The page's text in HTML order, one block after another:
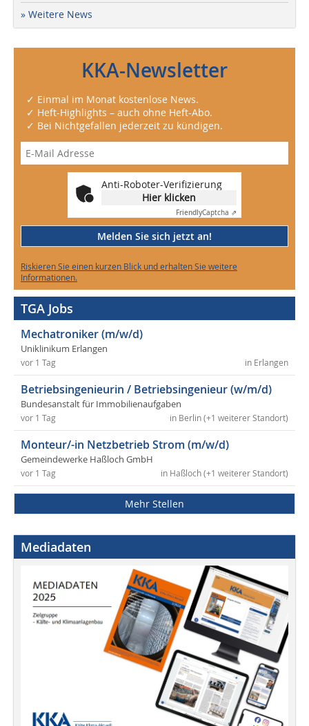
» Weitere News
KKA-Newsletter
✓ Einmal im Monat kostenlose News.
✓ Heft-Highlights – auch ohne Heft-Abo.
✓ Bei Nichtgefallen jederzeit zu kündigen.
Anti-Roboter-Verifizierung
Hier klicken
FriendlyCaptcha ⇗
Melden Sie sich jetzt an!
Riskieren Sie einen kurzen Blick und erhalten Sie weitere
Informationen.
TGA Jobs
Mechatroniker (m/w/d)
Uniklinikum Erlangen
in Erlangen
vor 1 Tag
Betriebsingenieurin / Betriebsingenieur (w/m/d)
Bundesanstalt für Immobilienaufgaben
in Berlin (+1 weiterer Standort)
vor 1 Tag
Monteur/-in Netzbetrieb Strom (m/w/d)
Gemeindewerke Haßloch GmbH
in Haßloch (+1 weiterer Standort)
vor 1 Tag
Mehr Stellen
Mediadaten